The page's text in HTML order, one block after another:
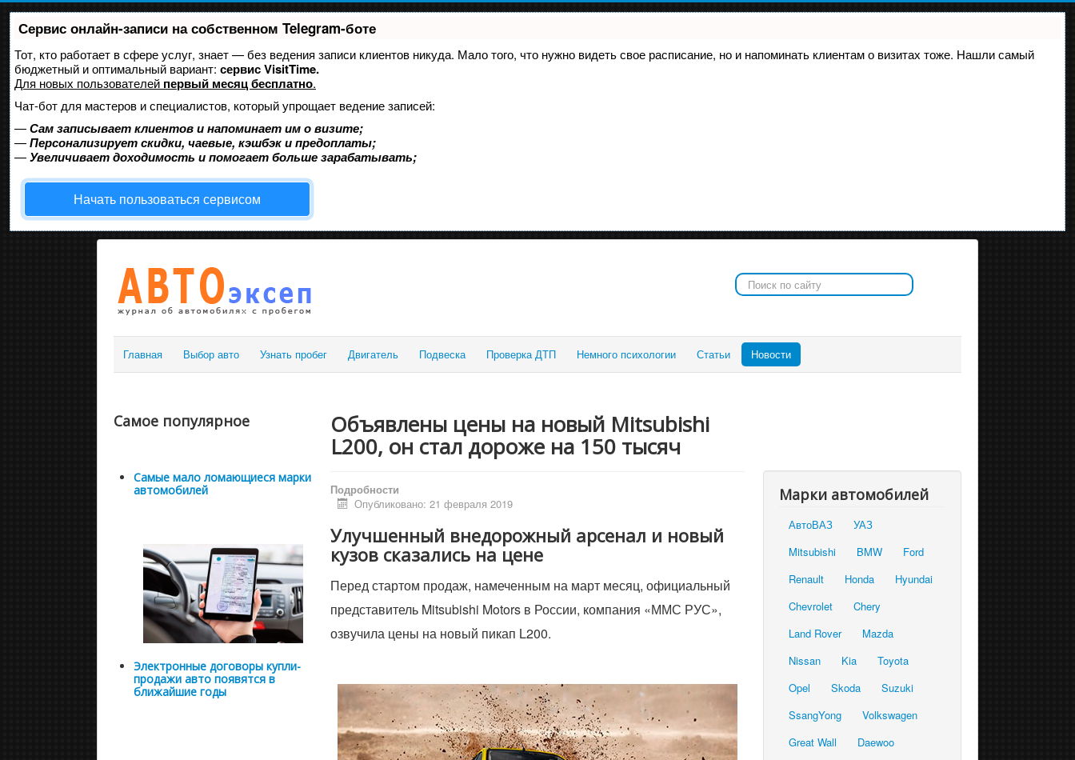
Сервис онлайн-записи на собственном Telegram-боте
Тот, кто работает в сфере услуг, знает — без ведения записи клиентов никуда. Мало того, что нужно видеть свое расписание, но и напоминать клиентам о визитах тоже. Нашли самый
бюджетный и оптимальный вариант: сервис VisitTime.
Для новых пользователей первый месяц бесплатно.
Чат-бот для мастеров и специалистов, который упрощает ведение записей:
—Сам записывает клиентов и напоминает им о визите;
—Персонализирует скидки, чаевые, кэшбэк и предоплаты;
—Увеличивает доходимость и помогает больше зарабатывать;
Начать пользоваться сервисом
Искать...
Главная Выбор авто Узнать пробег Двигатель Подвеска Проверка ДТП Немного психологии Статьи Новости
Самое популярное
Самые мало ломающиеся марки
автомобилей
Электронные договоры купли-
продажи авто появятся в
ближайшие годы
Объявлены цены на новый Mitsubishi
L200, он стал дороже на 150 тысяч
Подробности
Опубликовано: 21 февраля 2019
Улучшенный внедорожный арсенал и новый
кузов сказались на цене
Перед стартом продаж, намеченным на март месяц, официальный
представитель Mitsubishi Motors в России, компания «ММС РУС»,
озвучила цены на новый пикап L200.
Марки автомобилей
АвтоВАЗ
УАЗ
Mitsubishi
BMW
Ford
Renault
Honda
Hyundai
Chevrolet
Chery
Land Rover
Mazda
Nissan
Kia
Toyota
Opel
Skoda
Suzuki
SsangYong
Volkswagen
Great Wall
Daewoo